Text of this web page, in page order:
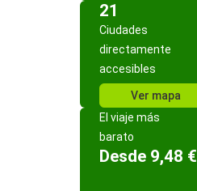
21
Ciudades
directamente
accesibles
Ver mapa
El viaje más
barato
Desde 9,48 €